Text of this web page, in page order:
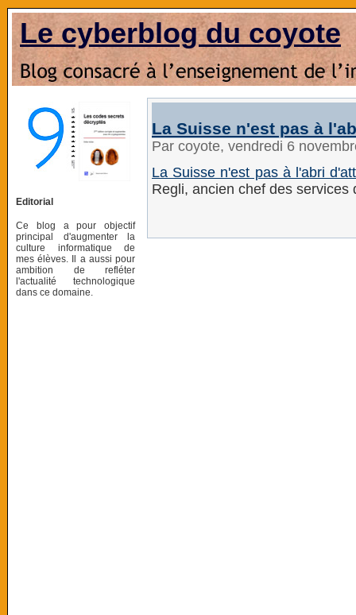
Le cyberblog du coyote
Editorial
Ce blog a pour objectif
principal d'augmenter la
culture informatique de
mes élèves. Il a aussi pour
ambition de refléter
l'actualité technologique
dans ce domaine.
La Suisse n'est pas à
Par coyote, vendredi 6
La Suisse n'est pas à l'abri
Regli, ancien chef des services